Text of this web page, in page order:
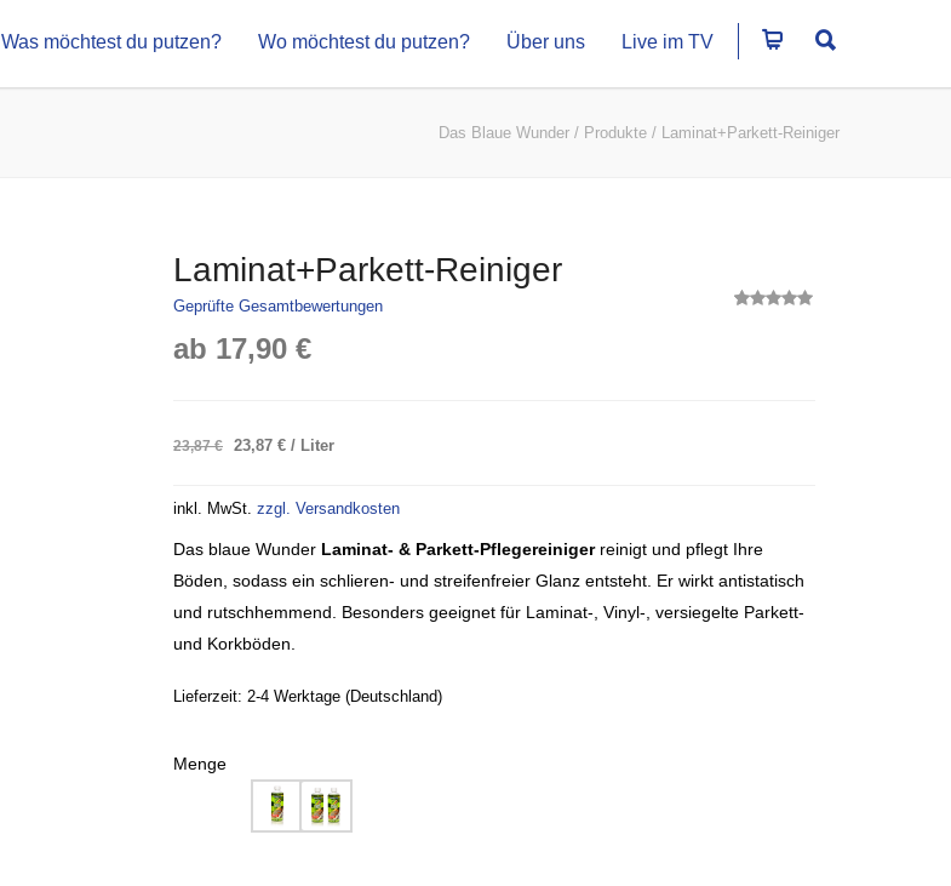
Was möchtest du putzen? Wo möchtest du putzen? Über uns Live im TV
Das Blaue Wunder / Produkte / Laminat+Parkett-Reiniger
Laminat+Parkett-Reiniger
Geprüfte Gesamtbewertungen
ab 17,90 €
23,87€
Ursprünglicher
war:
23,87 €Aktueller
ist:
/ Liter
inkl. MwSt. zzgl. Versandkosten
Das blaue Wunder Laminat- & Parkett-Pflegereinigerreinigt und pflegt Ihre
Böden, sodass ein schlieren- und streifenfreier Glanz entsteht. Er wirkt antistatisch
und rutschhemmend. Besonders geeignet für Laminat-, Vinyl-, versiegelte Parkett-
und Korkböden.
Lieferzeit: 2-4 Werktage (Deutschland)
Menge